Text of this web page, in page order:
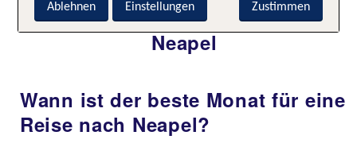
Häufige Fragen zu Urlaub in
Neapel
Wann ist der beste Monat für eine
Reise nach Neapel?
Zustimmen
Ablehnen Einstellungen